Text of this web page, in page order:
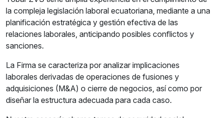
la compleja legislación laboral ecuatoriana, mediante a una
planificación estratégica y gestión efectiva de las
relaciones laborales, anticipando posibles conflictos y
sanciones.
La Firma se caracteriza por analizar implicaciones
laborales derivadas de operaciones de fusiones y
adquisiciones (M&A) o cierre de negocios, así como por
diseñar la estructura adecuada para cada caso.